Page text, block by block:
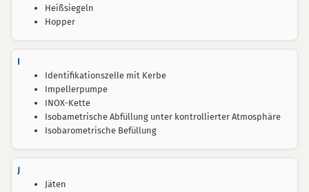
Heißsiegeln
Hopper
I
Identifikationszelle mit Kerbe
Impellerpumpe
INOX-Kette
Isobametrische Abfüllung unter kontrollierter Atmosphäre
Isobarometrische Befüllung
J
Jäten